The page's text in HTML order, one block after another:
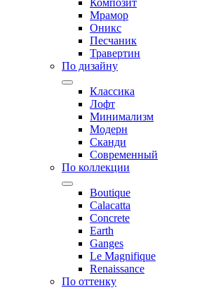
Композит
Мрамор
Оникс
Песчаник
Травертин
По дизайну
Классика
Лофт
Минимализм
Модерн
Сканди
Современный
По коллекции
Boutique
Calacatta
Concrete
Earth
Ganges
Le Magnifique
Renaissance
По оттенку